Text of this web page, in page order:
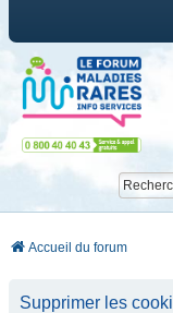
Accueil du forum
Supprimer les